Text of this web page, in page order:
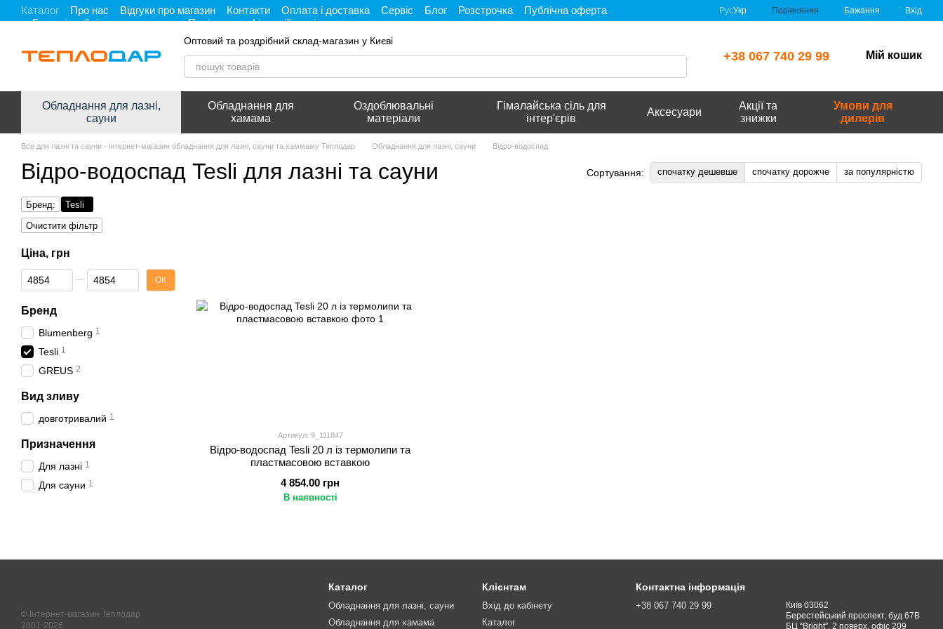
Перейти до основного контенту
Каталог Про нас Відгуки про магазин Контакти Оплата і доставка Сервіс Блог Розстрочка
Публічна оферта
Гарантія, обмін та повернення
Політика конфіденційності
РусУкр Порівняння Бажання Вхід
Оптовий та роздрібний склад-магазин у Києві
+38 067 740 29 99 Мій кошик
Обладнання для лазні,
сауни
Обладнання для
хамама
Оздоблювальні
матеріали
Гімалайська сіль для
інтер'єрів
Аксесуари
Акції та
знижки
Умови для
дилерів
Все для лазні та сауни - інтернет-магазин обладнання для лазні, сауни та хаммаму Теплодар Обладнання для лазні, сауни Відро-водоспад
Відро-водоспад Tesli для лазні та сауни Сортування: спочатку дешевше спочатку дорожче за популярністю
Артикул: 9_111847
Відро-водоспад Tesli 20 л із термолипи та
пластмасовою вставкою
4 854.00 грн
В наявності
Бренд:
Tesli
Очистити фільтр
Ціна, грн
Від Ціна, грн
До Ціна, грн ОК
Бренд
Blumenberg 1
Tesli 1
GREUS 2
Вид зливу
довготривалий 1
Призначення
Для лазні 1
Для сауни 1
© Інтернет-магазин Теплодар
2001-2026
Каталог
Обладнання для лазні, сауни
Обладнання для хамама
Клієнтам
Вхід до кабінету
Каталог
Контактна інформація
+38 067 740 29 99
Київ 03062
Берестейський проспект, буд 67В
БЦ “Bright”, 2 поверх, офіс 209